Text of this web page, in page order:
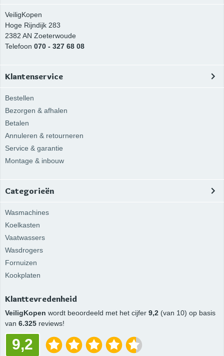
VeiligKopen
Hoge Rijndijk 283
2382 AN Zoeterwoude
Telefoon 070 - 327 68 08
Klantenservice
Bestellen
Bezorgen & afhalen
Betalen
Annuleren & retourneren
Service & garantie
Montage & inbouw
Categorieën
Wasmachines
Koelkasten
Vaatwassers
Wasdrogers
Fornuizen
Kookplaten
Klanttevredenheid
VeiligKopen wordt beoordeeld met het cijfer 9,2 (van 10) op basis
van 6.325 reviews!
9,2